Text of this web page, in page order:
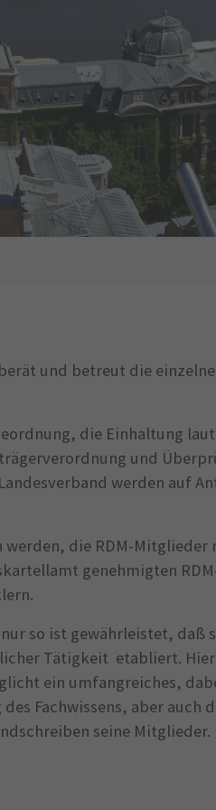
und betreut die
die Einhaltung
und
werden auf
werden, die RDM-Mitglieder
genehmigten
so ist gewährleistet, daß
Tätigkeit etabliert.
ein umfangreiches,
Fachwissens, aber auch
seine Mitglieder.